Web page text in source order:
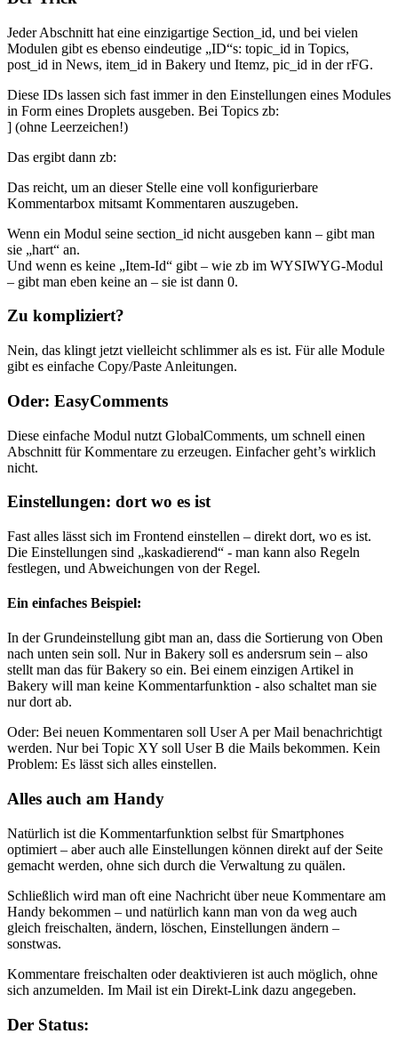
Jeder Abschnitt hat eine einzigartige Section_id, und bei vielen
Modulen gibt es ebenso eindeutige „ID“s: topic_id in Topics,
post_id in News, item_id in Bakery und Itemz, pic_id in der rFG.
Diese IDs lassen sich fast immer in den Einstellungen eines Modules
in Form eines Droplets ausgeben. Bei Topics zb:
] (ohne Leerzeichen!)
Das ergibt dann zb:
Das reicht, um an dieser Stelle eine voll konfigurierbare
Kommentarbox mitsamt Kommentaren auszugeben.
Wenn ein Modul seine section_id nicht ausgeben kann – gibt man
sie „hart“ an.
Und wenn es keine „Item-Id“ gibt – wie zb im WYSIWYG-Modul
– gibt man eben keine an – sie ist dann 0.
Zu kompliziert?
Nein, das klingt jetzt vielleicht schlimmer als es ist. Für alle Module
gibt es einfache Copy/Paste Anleitungen.
Oder: EasyComments
Diese einfache Modul nutzt GlobalComments, um schnell einen
Abschnitt für Kommentare zu erzeugen. Einfacher geht’s wirklich
nicht.
Einstellungen: dort wo es ist
Fast alles lässt sich im Frontend einstellen – direkt dort, wo es ist.
Die Einstellungen sind „kaskadierend“ - man kann also Regeln
festlegen, und Abweichungen von der Regel.
Ein einfaches Beispiel:
In der Grundeinstellung gibt man an, dass die Sortierung von Oben
nach unten sein soll. Nur in Bakery soll es andersrum sein – also
stellt man das für Bakery so ein. Bei einem einzigen Artikel in
Bakery will man keine Kommentarfunktion - also schaltet man sie
nur dort ab.
Oder: Bei neuen Kommentaren soll User A per Mail benachrichtigt
werden. Nur bei Topic XY soll User B die Mails bekommen. Kein
Problem: Es lässt sich alles einstellen.
Alles auch am Handy
Natürlich ist die Kommentarfunktion selbst für Smartphones
optimiert – aber auch alle Einstellungen können direkt auf der Seite
gemacht werden, ohne sich durch die Verwaltung zu quälen.
Schließlich wird man oft eine Nachricht über neue Kommentare am
Handy bekommen – und natürlich kann man von da weg auch
gleich freischalten, ändern, löschen, Einstellungen ändern –
sonstwas.
Kommentare freischalten oder deaktivieren ist auch möglich, ohne
sich anzumelden. Im Mail ist ein Direkt-Link dazu angegeben.
Der Status: